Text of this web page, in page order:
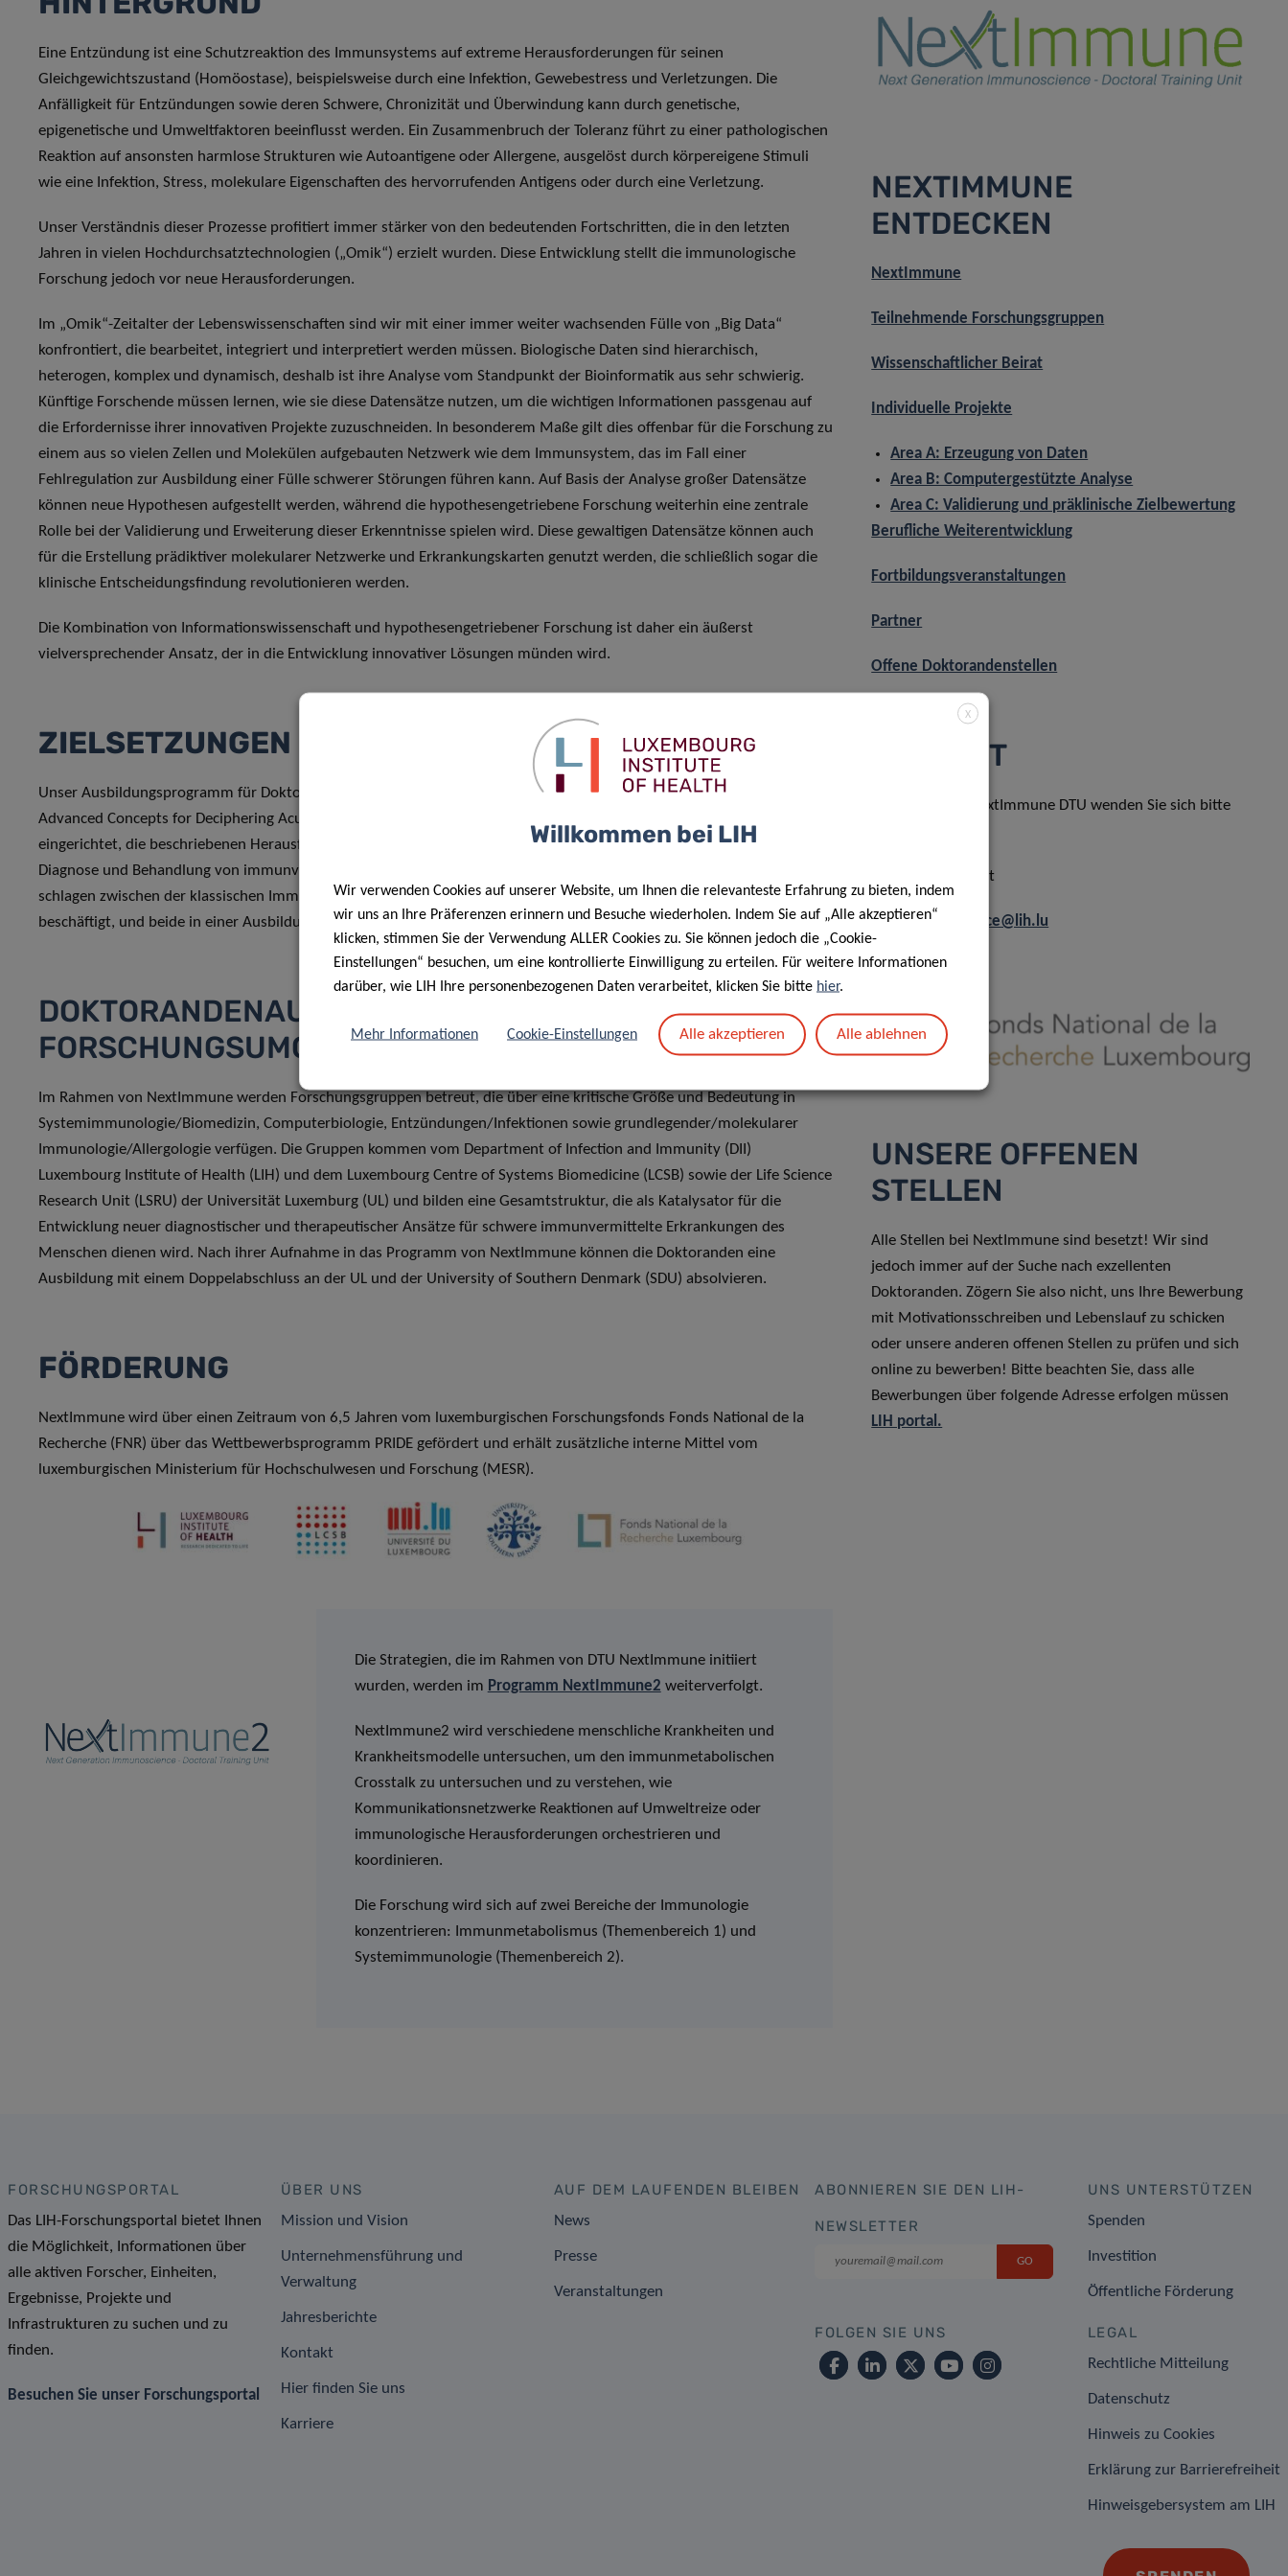
Eine Entzündung ist eine Schutzreaktion des Immunsystems auf extreme Herausforderungen für seinen
Gleichgewichtszustand (Homöostase), beispielsweise durch eine Infektion, Gewebestress und Verletzungen. Die
Anfälligkeit für Entzündungen sowie deren Schwere, Chronizität und Überwindung kann durch genetische,
epigenetische und Umweltfaktoren beeinflusst werden. Ein Zusammenbruch der Toleranz führt zu einer pathologischen
Reaktion auf ansonsten harmlose Strukturen wie Autoantigene oder Allergene, ausgelöst durch körpereigene Stimuli
wie eine Infektion, Stress, molekulare Eigenschaften des hervorrufenden Antigens oder durch eine Verletzung.
Unser Verständnis dieser Prozesse profitiert immer stärker von den bedeutenden Fortschritten, die in den letzten
Jahren in vielen Hochdurchsatztechnologien („Omik“) erzielt wurden. Diese Entwicklung stellt die immunologische
Forschung jedoch vor neue Herausforderungen.
Im „Omik“-Zeitalter der Lebenswissenschaften sind wir mit einer immer weiter wachsenden Fülle von „Big Data“
konfrontiert, die bearbeitet, integriert und interpretiert werden müssen. Biologische Daten sind hierarchisch,
heterogen, komplex und dynamisch, deshalb ist ihre Analyse vom Standpunkt der Bioinformatik aus sehr schwierig.
Künftige Forschende müssen lernen, wie sie diese Datensätze nutzen, um die wichtigen Informationen passgenau auf
die Erfordernisse ihrer innovativen Projekte zuzuschneiden. In besonderem Maße gilt dies offenbar für die Forschung zu
einem aus so vielen Zellen und Molekülen aufgebauten Netzwerk wie dem Immunsystem, das im Fall einer
Fehlregulation zur Ausbildung einer Fülle schwerer Störungen führen kann. Auf Basis der Analyse großer Datensätze
können neue Hypothesen aufgestellt werden, während die hypothesengetriebene Forschung weiterhin eine zentrale
Rolle bei der Validierung und Erweiterung dieser Erkenntnisse spielen wird. Diese gewaltigen Datensätze können auch
für die Erstellung prädiktiver molekularer Netzwerke und Erkrankungskarten genutzt werden, die schließlich sogar die
klinische Entscheidungsfindung revolutionieren werden.
Die Kombination von Informationswissenschaft und hypothesengetriebener Forschung ist daher ein äußerst
vielversprechender Ansatz, der in die Entwicklung innovativer Lösungen münden wird.
ZIELSETZUNGEN
Unser Ausbildungsprogramm für Doktoranden, die „Doctoral Training Unit“ (DTU) „Next Generation Immunoscience:
Advanced Concepts for Deciphering Acute and Chronic Inflammation“ (NextImmune) wird deshalb mit dem Ziel
eingerichtet, die beschriebenen Herausforderungen für Forschung und Innovation anzugehen, die mit der Entstehung,
Diagnose und Behandlung von immunvermittelten Erkrankungen verbunden sind. NextImmune möchte eine Brücke
schlagen zwischen der klassischen Immunologie und der Wissenschaft, die sich mit der Analyse von „Big Data“
beschäftigt, und beide in einer Ausbildungs- und Hochschulumgebung für Doktoranden zusammenführen.
DOKTORANDENAUSBILDUNG UND
FORSCHUNGSUMGEBUNG
Im Rahmen von NextImmune werden Forschungsgruppen betreut, die über eine kritische Größe und Bedeutung in
Systemimmunologie/Biomedizin, Computerbiologie, Entzündungen/Infektionen sowie grundlegender/molekularer
Immunologie/Allergologie verfügen. Die Gruppen kommen vom Department of Infection and Immunity (DII)
Luxembourg Institute of Health (LIH) und dem Luxembourg Centre of Systems Biomedicine (LCSB) sowie der Life Science
Research Unit (LSRU) der Universität Luxemburg (UL) und bilden eine Gesamtstruktur, die als Katalysator für die
Entwicklung neuer diagnostischer und therapeutischer Ansätze für schwere immunvermittelte Erkrankungen des
Menschen dienen wird. Nach ihrer Aufnahme in das Programm von NextImmune können die Doktoranden eine
Ausbildung mit einem Doppelabschluss an der UL und der University of Southern Denmark (SDU) absolvieren.
FÖRDERUNG
NextImmune wird über einen Zeitraum von 6,5 Jahren vom luxemburgischen Forschungsfonds Fonds National de la
Recherche (FNR) über das Wettbewerbsprogramm PRIDE gefördert und erhält zusätzliche interne Mittel vom
luxemburgischen Ministerium für Hochschulwesen und Forschung (MESR).
Die Strategien, die im Rahmen von DTU NextImmune initiiert
wurden, werden im Programm NextImmune2 weiterverfolgt.
NextImmune2 wird verschiedene menschliche Krankheiten und
Krankheitsmodelle untersuchen, um den immunmetabolischen
Crosstalk zu untersuchen und zu verstehen, wie
Kommunikationsnetzwerke Reaktionen auf Umweltreize oder
immunologische Herausforderungen orchestrieren und
koordinieren.
Die Forschung wird sich auf zwei Bereiche der Immunologie
konzentrieren: Immunmetabolismus (Themenbereich 1) und
Systemimmunologie (Themenbereich 2).
NEXTIMMUNE
ENTDECKEN
NextImmune
Teilnehmende Forschungsgruppen
Wissenschaftlicher Beirat
Individuelle Projekte
Area A: Erzeugung von Daten
Area B: Computergestützte Analyse
Area C: Validierung und präklinische Zielbewertung
Berufliche Weiterentwicklung
Fortbildungsveranstaltungen
Partner
Offene Doktorandenstellen
KONTAKT
Bei Fragen zur NextImmune DTU wenden Sie sich bitte
Prof Markus Ollert
nextimmune.office@lih.lu
Finanziert durch
UNSERE OFFENEN
STELLEN
Alle Stellen bei NextImmune sind besetzt! Wir sind
jedoch immer auf der Suche nach exzellenten
Doktoranden. Zögern Sie also nicht, uns Ihre Bewerbung
mit Motivationsschreiben und Lebenslauf zu schicken
oder unsere anderen offenen Stellen zu prüfen und sich
online zu bewerben! Bitte beachten Sie, dass alle
Bewerbungen über folgende Adresse erfolgen müssen
LIH portal.
FORSCHUNGSPORTAL
Das LIH-Forschungsportal bietet Ihnen
die Möglichkeit, Informationen über
alle aktiven Forscher, Einheiten,
Ergebnisse, Projekte und
Infrastrukturen zu suchen und zu
finden.
Besuchen Sie unser Forschungsportal
ÜBER UNS
Mission und Vision
Unternehmensführung und
Verwaltung
Jahresberichte
Kontakt
Hier finden Sie uns
Karriere
AUF DEM LAUFENDEN BLEIBEN
News
Presse
Veranstaltungen
ABONNIEREN SIE DEN LIH-
NEWSLETTER
FOLGEN SIE UNS
UNS UNTERSTÜTZEN
Spenden
Investition
Öffentliche Förderung
LEGAL
Rechtliche Mitteilung
Datenschutz
Hinweis zu Cookies
Erklärung zur Barrierefreiheit
Hinweisgebersystem am LIH
X
Willkommen bei LIH
Wir verwenden Cookies auf unserer Website, um Ihnen die relevanteste Erfahrung zu bieten, indem
wir uns an Ihre Präferenzen erinnern und Besuche wiederholen. Indem Sie auf „Alle akzeptieren“
klicken, stimmen Sie der Verwendung ALLER Cookies zu. Sie können jedoch die „Cookie-
Einstellungen“ besuchen, um eine kontrollierte Einwilligung zu erteilen. Für weitere Informationen
darüber, wie LIH Ihre personenbezogenen Daten verarbeitet, klicken Sie bitte hier.
Mehr Informationen Cookie-Einstellungen Alle akzeptieren Alle ablehnen